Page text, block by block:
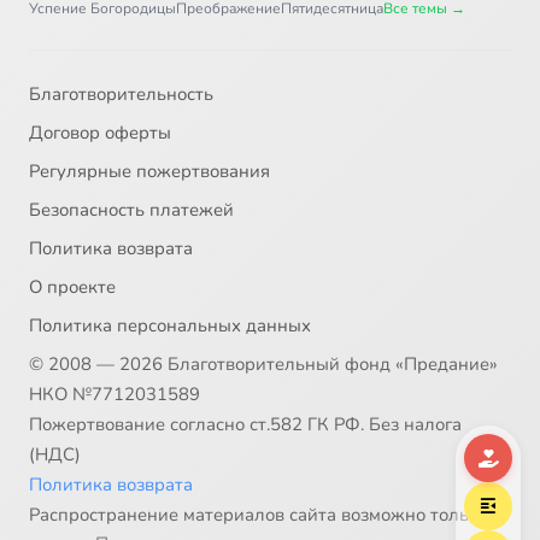
Успение БогородицыПреображениеПятидесятницаВсе темы →
Благотворительность
Договор оферты
Регулярные пожертвования
Безопасность платежей
Политика возврата
О проекте
Политика персональных данных
© 2008 — 2026 Благотворительный фонд «Предание»
НКО №7712031589
Пожертвование согласно ст.582 ГК РФ. Без налога
(НДС)
Политика возврата
Распространение материалов сайта возможно только в